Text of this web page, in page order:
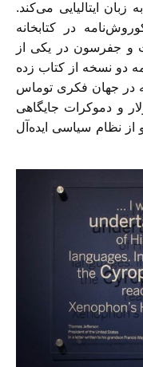
ایتالیایی می‌کند.
از کوروش‌نامه‌ در کتابخانه
جفرسون در یکی از
دو نسخه از کتاب زده
در جهان فکری توماس
و دموکرات جایگاهی
از نظام سیاسی ایده‌آل